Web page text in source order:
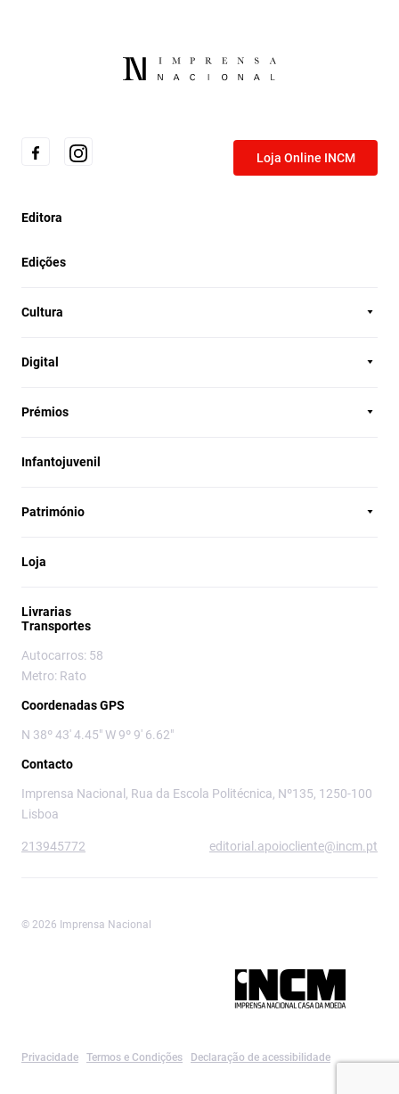
Loja Online INCM
Editora
Edições
Cultura
Digital
Prémios
Infantojuvenil
Património
Loja
Livrarias
Transportes
Autocarros: 58
Metro: Rato
Coordenadas GPS
N 38º 43' 4.45" W 9º 9' 6.62"
Contacto
Imprensa Nacional, Rua da Escola Politécnica, Nº135, 1250-100
Lisboa
213945772 editorial.apoiocliente@incm.pt
© 2026 Imprensa Nacional
Privacidade Termos e Condições Declaração de acessibilidade